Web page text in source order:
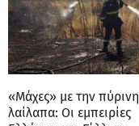
«Μάχες» με την πύρινη
λαίλαπα: Οι εμπειρίες